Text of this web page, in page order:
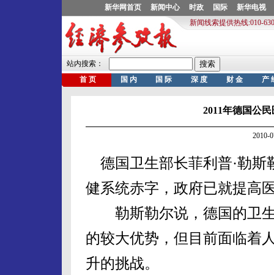
2011年德国公
2010-
德国卫生部长菲利普·勒斯
健系统赤字，政府已就提高
勒斯勒尔说，德国的卫生
的较大优势，但目前面临着
升的挑战。